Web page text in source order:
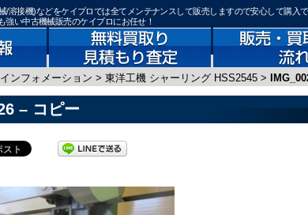
/溶接機)などをケイプロでは全てメンテナンスして販売しますので安心して購入
い中古機械販売のケイプロにお任せ！
インフォメーション > 東洋工機 シャーリング HSS2545 >
– コピー